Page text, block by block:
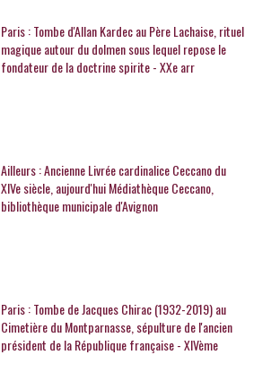
Paris : Tombe d'Allan Kardec au Père Lachaise, rituel
magique autour du dolmen sous lequel repose le
fondateur de la doctrine spirite - XXe arr
Ailleurs : Ancienne Livrée cardinalice Ceccano du
XIVe siècle, aujourd'hui Médiathèque Ceccano,
bibliothèque municipale d'Avignon
Paris : Tombe de Jacques Chirac (1932-2019) au
Cimetière du Montparnasse, sépulture de l'ancien
président de la République française - XIVème